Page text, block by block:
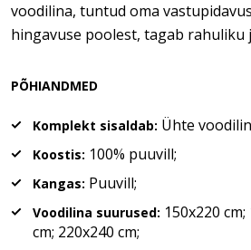
voodilina, tuntud oma
hingavuse poolest, tagab rahuliku
PÕHIANDMED
Komplekt sisaldab: Ühte
Koostis: 100% puuvill;
Kangas: Puuvill;
Voodilina suurused: 150x220
cm; 220x240 cm;